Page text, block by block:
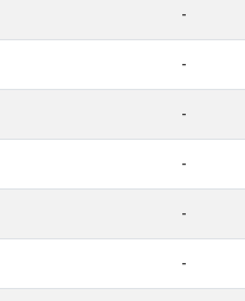
-
-
-
-
-
-